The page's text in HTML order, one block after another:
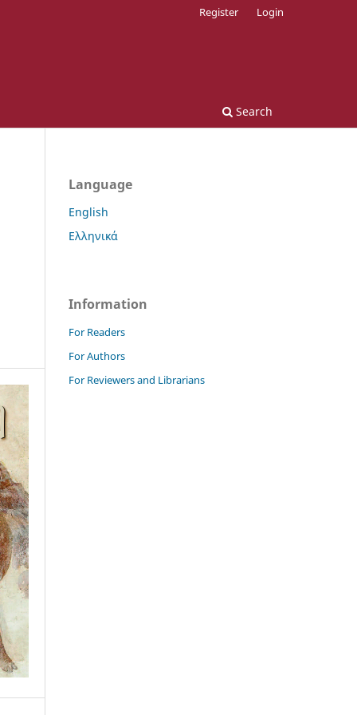
Search
Register Login
Language
English
Ελληνικά
Information
For Readers
For Authors
For Reviewers and Librarians